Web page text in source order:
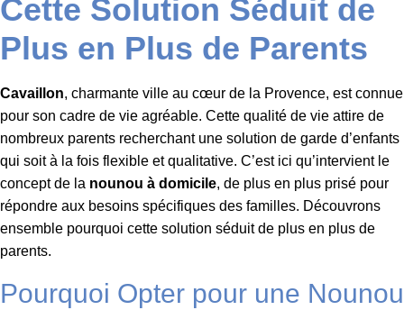
Cette Solution Séduit de
Plus en Plus de Parents
Cavaillon, charmante ville au cœur de la Provence, est connue
pour son cadre de vie agréable. Cette qualité de vie attire de
nombreux parents recherchant une solution de garde d’enfants
qui soit à la fois flexible et qualitative. C’est ici qu’intervient le
concept de la nounou à domicile, de plus en plus prisé pour
répondre aux besoins spécifiques des familles. Découvrons
ensemble pourquoi cette solution séduit de plus en plus de
parents.
Pourquoi Opter pour une Nounou